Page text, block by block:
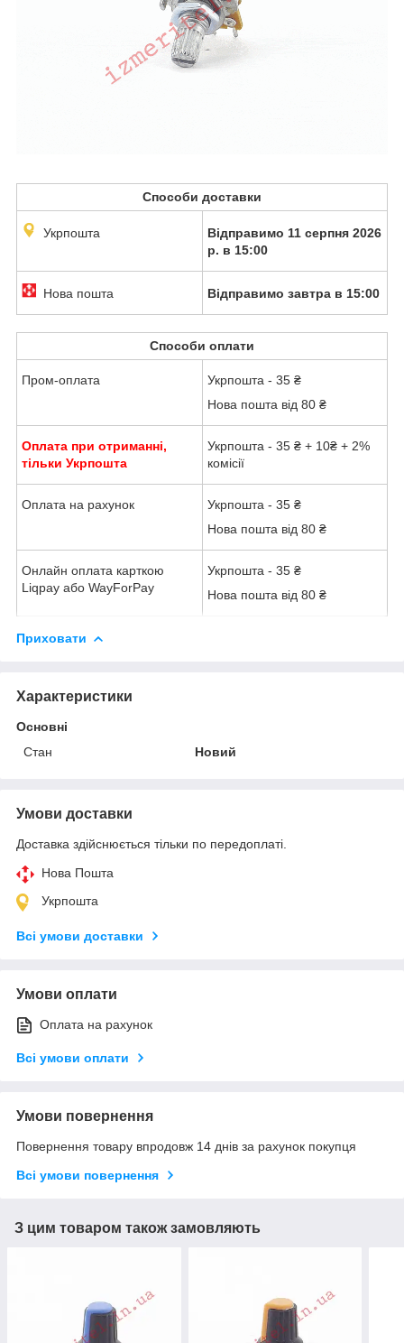
Способи доставки
Укрпошта
Відправимо 11 серпня 2026
р. в 15:00
Нова пошта Відправимо завтра в 15:00
Способи оплати
Пром-оплата
Укрпошта - 35 ₴
Нова пошта від 80 ₴
Оплата при отриманні,
тільки Укрпошта
Укрпошта - 35 ₴ + 10₴ + 2%
комісії
Оплата на рахунок
Укрпошта - 35 ₴
Нова пошта від 80 ₴
Онлайн оплата карткою
Liqpay або WayForPay
Укрпошта - 35 ₴
Нова пошта від 80 ₴
Приховати
Характеристики
Основні
Стан
Новий
Умови доставки
Доставка здійснюється тільки по передоплаті.
Нова Пошта
Укрпошта
Всі умови доставки
Умови оплати
Оплата на рахунок
Всі умови оплати
Умови повернення
Повернення товару впродовж 14 днів за рахунок покупця
Всі умови повернення
З цим товаром також замовляють